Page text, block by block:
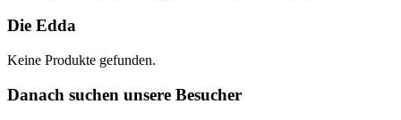
Die Edda
Keine Produkte gefunden.
Danach suchen unsere Besucher